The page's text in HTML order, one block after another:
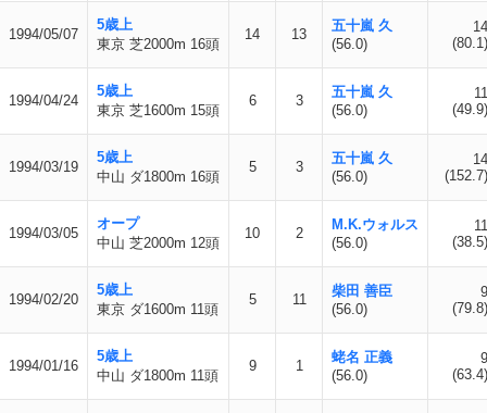
1994/05/07
5歳上
東京 芝2000m 16頭
14 13
五十嵐 久
(56.0)
14
(80.1)
1994/04/24
5歳上
東京 芝1600m 15頭
6 3
五十嵐 久
(56.0)
11
(49.9)
1994/03/19
5歳上
中山 ダ1800m 16頭
5 3
五十嵐 久
(56.0)
14
(152.7)
1994/03/05
オープ
中山 芝2000m 12頭
10 2
M.K.ウォルス
(56.0)
11
(38.5)
1994/02/20
5歳上
東京 ダ1600m 11頭
5 11
柴田 善臣
(56.0)
9
(79.8)
1994/01/16
5歳上
中山 ダ1800m 11頭
9 1
蛯名 正義
(56.0)
9
(63.4)